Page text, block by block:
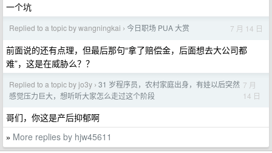
一个坑
Replied to a topic by wangningkai › 今日职场 PUA 大赏 7 月 14 日
前面说的还有点理，但最后那句“拿了赔偿金，后面想去大公司都
难”，这是在威胁么？？
Replied to a topic by jo3y › 31 岁程序员，农村家庭出身，有娃以后突然
感觉压力巨大，想听听大家怎么走过这个阶段
7 月
14 日
哥们，你这是产后抑郁啊
» More replies by hjw45611